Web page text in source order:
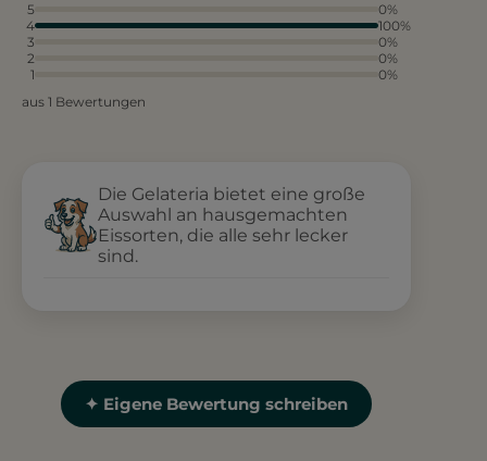
5
0%
4
100%
3
0%
2
0%
1
0%
aus 1 Bewertungen
Die Gelateria bietet eine große
Auswahl an hausgemachten
Eissorten, die alle sehr lecker
sind.
✦ Eigene Bewertung schreiben